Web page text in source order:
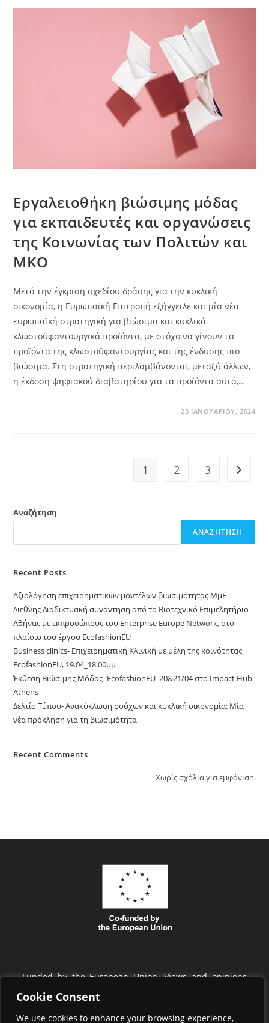
Cookie Consent
We use cookies to enhance your browsing experience,
Εργαλειοθήκη βιώσιμης μόδας
για εκπαιδευτές και οργανώσεις
της Κοινωνίας των Πολιτών και
ΜΚΟ
Μετά την έγκριση σχεδίου δράσης για την κυκλική
οικονομία, η Ευρωπαϊκή Επιτροπή εξήγγειλε και μία νέα
ευρωπαϊκή στρατηγική για βιώσιμα και κυκλικά
κλωστοϋφαντουργικά προϊόντα, με στόχο να γίνουν τα
προϊόντα της κλωστοϋφαντουργίας και της ένδυσης πιο
βιώσιμα. Στη στρατηγική περιλαμβάνονται, μεταξύ άλλων,
η έκδοση ψηφιακού διαβατηρίου για τα προϊόντα αυτά,…
25 ΙΑΝΟΥΑΡΊΟΥ, 2024
1 2 3 Go to
Αναζήτηση
ΑΝΑΖΉΤΗΣΗ
Recent Posts
Αξιολόγηση επιχειρηματικών μοντέλων βιωσιμότητας ΜμΕ
Διεθνής Διαδικτυακή συνάντηση από το Βιοτεχνικό Επιμελητήριο
Αθήνας με εκπροσώπους του Enterprise Europe Network, στο
πλαίσιο του έργου EcofashionEU
Business clinics- Επιχειρηματική Κλινική με μέλη της κοινότητας
EcofashionEU, 19.04_18.00μμ
Έκθεση Βιώσιμης Μόδας- ΕcofashionEU_20&21/04 στο Impact Hub
Athens
Δελτίο Τύπου- Ανακύκλωση ρούχων και κυκλική οικονομία: Μία
νέα πρόκληση για τη βιωσιμότητα
Recent Comments
Χωρίς σχόλια για εμφάνιση.
Funded by the European Union. Views and opinions
expressed are however those of the author(s) only and